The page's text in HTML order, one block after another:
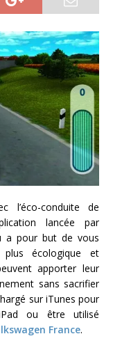
l’éco-conduite de
lancée par
a pour but de vous
écologique et
apporter leur
sans sacrifier
sur iTunes pour
ou être utilisé
France.